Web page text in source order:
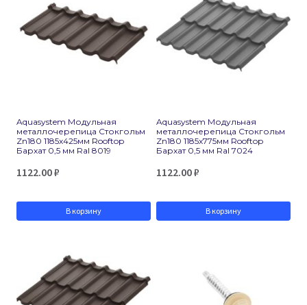
Aquasystem Модульная
металлочерепица Стокгольм
Zn180 1185х425мм Rooftop
Бархат 0,5 мм Ral 8019
1122.00₽
В корзину
Aquasystem Модульная
металлочерепица Стокгольм
Zn180 1185х775мм Rooftop
Бархат 0,5 мм Ral 7024
1122.00₽
В корзину